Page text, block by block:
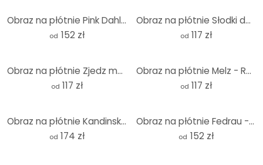
Obraz na płótnie Pink Dahlia
od 152 zł
Obraz na płótnie Słodki deser
od 117 zł
Obraz na płótnie Zjedz mnie!
od 117 zł
Obraz na płótnie Melz - Razem
od 117 zł
Obraz na płótnie Kandinsky - Do różu
od 174 zł
Obraz na płótnie Fedrau - Afryka
od 152 zł